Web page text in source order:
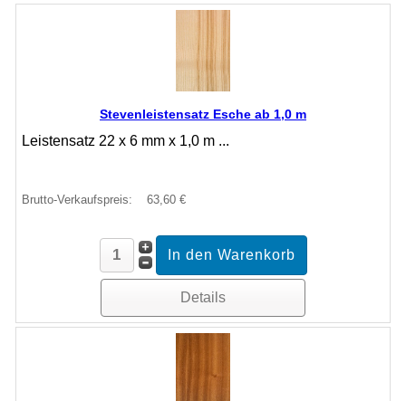
Stevenleistensatz Esche ab 1,0 m
Leistensatz 22 x 6 mm x 1,0 m ...
Brutto-Verkaufspreis: 63,60 €
Details